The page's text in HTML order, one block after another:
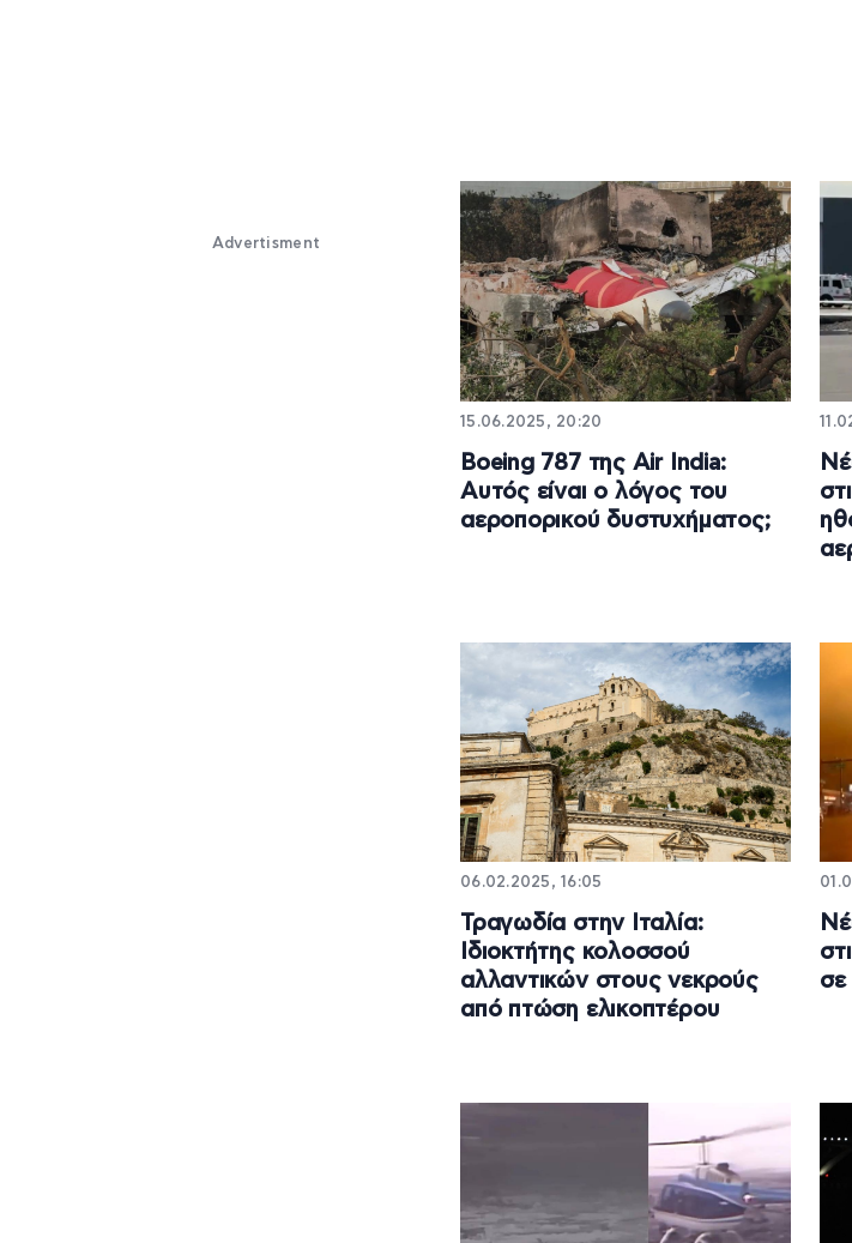
Advertisment
15.06.2025, 20:20
Boeing 787 της Air India:
Αυτός είναι ο λόγος του
αεροπορικού δυστυχήματος;
06.02.2025, 16:05
Τραγωδία στην Ιταλία:
Iδιοκτήτης κολοσσού
αλλαντικών στους νεκρούς
από πτώση ελικοπτέρου
σε